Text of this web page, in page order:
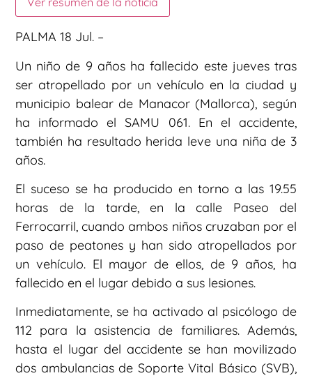
PALMA 18 Jul. –
Un niño de 9 años ha fallecido este jueves tras
ser atropellado por un vehículo en la ciudad y
municipio balear de Manacor (Mallorca), según
ha informado el SAMU 061. En el accidente,
también ha resultado herida leve una niña de 3
años.
El suceso se ha producido en torno a las 19.55
horas de la tarde, en la calle Paseo del
Ferrocarril, cuando ambos niños cruzaban por el
paso de peatones y han sido atropellados por
un vehículo. El mayor de ellos, de 9 años, ha
fallecido en el lugar debido a sus lesiones.
Inmediatamente, se ha activado al psicólogo de
112 para la asistencia de familiares. Además,
hasta el lugar del accidente se han movilizado
dos ambulancias de Soporte Vital Básico (SVB),